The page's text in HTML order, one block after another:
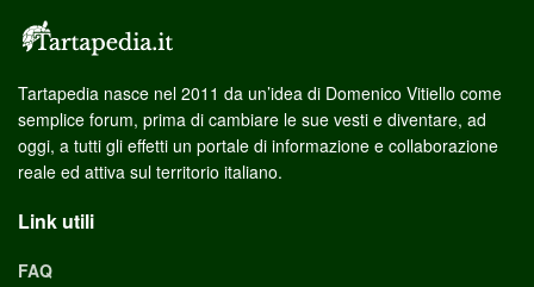
Tartapedia nasce nel 2011 da un’idea di Domenico Vitiello come
semplice forum, prima di cambiare le sue vesti e diventare, ad
oggi, a tutti gli effetti un portale di informazione e collaborazione
reale ed attiva sul territorio italiano.
Link utili
FAQ